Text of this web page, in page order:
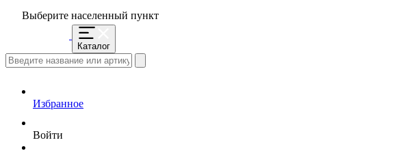
Выберите населенный пункт
Каталог
Избранное
Войти